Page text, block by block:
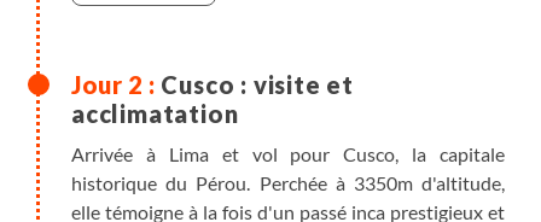
et de prendre un vol pour Cusco le lendemain matin.
Cusco : visite et
acclimatation
Arrivée à Lima et vol pour Cusco, la capitale
historique du Pérou. Perchée à 3350m d'altitude,
elle témoigne à la fois d'un passé inca prestigieux et